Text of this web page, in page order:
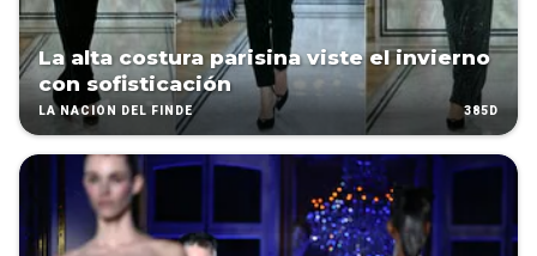
La alta costura parisina viste el invierno
con sofisticación
LA NACIÓN DEL FINDE 385D